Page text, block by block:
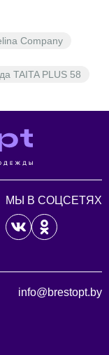
Company
TAITA PLUS 58
МЫ В СОЦСЕТЯХ
info@brestopt.by